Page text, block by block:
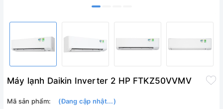
Máy lạnh Daikin Inverter 2 HP FTKZ50VVMV
Mã sản phẩm:
(Đang cập nhật...)